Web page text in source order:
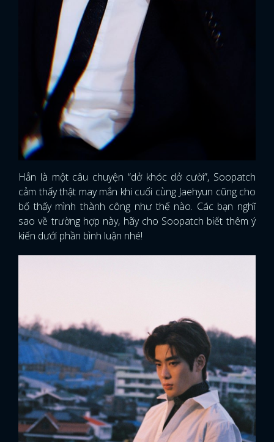
Hẳn là một câu chuyện “dở khóc dở cười”, Soopatch
cảm thấy thật may mắn khi cuối cùng Jaehyun cũng cho
bố thấy mình thành công như thế nào. Các bạn nghĩ
sao về trường hợp này, hãy cho Soopatch biết thêm ý
kiến dưới phần bình luận nhé!